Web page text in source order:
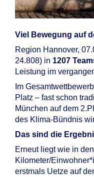
Viel Bewegung auf
Region Hannover,
24.808) in 1207
Leistung im
Im
Platz – fast schon
München auf dem
des Klima-Bündnis
Das sind die
Erneut liegt wie in
Kilometer/
erstmals Uetze auf